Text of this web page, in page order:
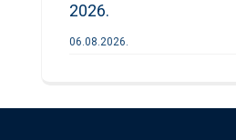
2026.
06.08.2026.